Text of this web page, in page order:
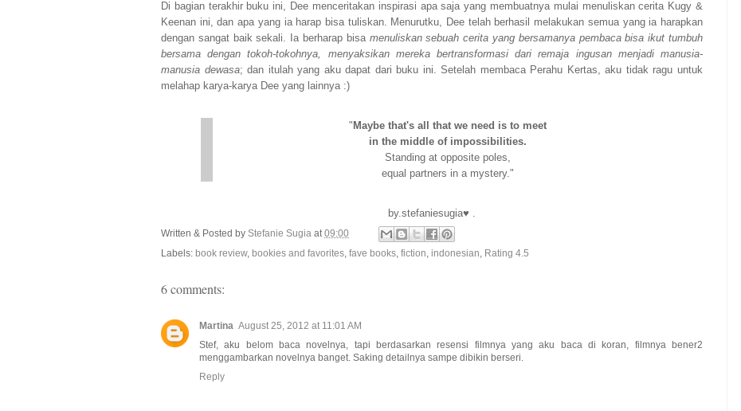
Di bagian terakhir buku ini, Dee menceritakan inspirasi apa saja yang membuatnya mulai menuliskan cerita Kugy &
Keenan ini, dan apa yang ia harap bisa tuliskan. Menurutku, Dee telah berhasil melakukan semua yang ia harapkan
dengan sangat baik sekali. Ia berharap bisa menuliskan sebuah cerita yang bersamanya pembaca bisa ikut tumbuh
bersama dengan tokoh-tokohnya, menyaksikan mereka bertransformasi dari remaja ingusan menjadi manusia-
manusia dewasa; dan itulah yang aku dapat dari buku ini. Setelah membaca Perahu Kertas, aku tidak ragu untuk
melahap karya-karya Dee yang lainnya :)
" Maybe that's all that we need is to meet
in the middle of impossibilities.
Standing at opposite poles,
equal partners in a mystery."
by.stefaniesugia♥ .
Written & Posted by Stefanie Sugia at 09:00
Labels: book review, bookies and favorites fave books fiction indonesian Rating 4.5
6 comments:
Martina August 25, 2012 at 11:01 AM
Stef, aku belom baca novelnya, tapi berdasarkan resensi filmnya yang aku baca di koran, filmnya bener2
menggambarkan novelnya banget. Saking detailnya sampe dibikin berseri.
Reply